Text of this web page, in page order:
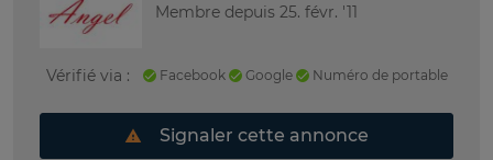
Membre depuis 25. févr. '11
Vérifié via : Facebook Google Numéro de portable
Signaler cette annonce